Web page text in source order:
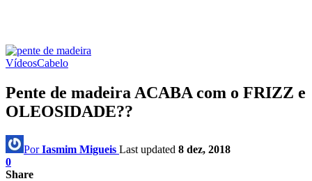
VídeosCabelo
Pente de madeira ACABA com o FRIZZ e
OLEOSIDADE??
PorIasmim Migueis Last updated 8 dez, 2018
0
Share